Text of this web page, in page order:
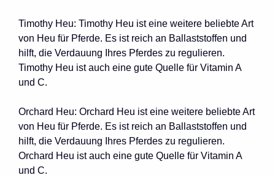
Timothy Heu: Timothy Heu ist eine weitere beliebte Art
von Heu für Pferde. Es ist reich an Ballaststoffen und
hilft, die Verdauung Ihres Pferdes zu regulieren.
Timothy Heu ist auch eine gute Quelle für Vitamin A
und C.
Orchard Heu: Orchard Heu ist eine weitere beliebte Art
von Heu für Pferde. Es ist reich an Ballaststoffen und
hilft, die Verdauung Ihres Pferdes zu regulieren.
Orchard Heu ist auch eine gute Quelle für Vitamin A
und C.